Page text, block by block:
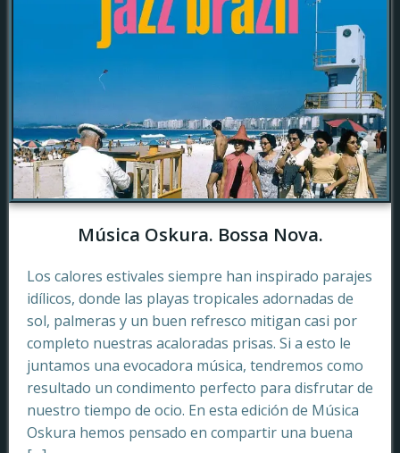
Música Oskura. Bossa Nova.
Los calores estivales siempre han inspirado parajes
idílicos, donde las playas tropicales adornadas de
sol, palmeras y un buen refresco mitigan casi por
completo nuestras acaloradas prisas. Si a esto le
juntamos una evocadora música, tendremos como
resultado un condimento perfecto para disfrutar de
nuestro tiempo de ocio. En esta edición de Música
Oskura hemos pensado en compartir una buena